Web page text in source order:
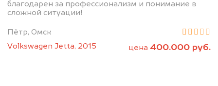
благодарен за профессионализм и понимание в
сложной ситуации!
Пётр, Омск
Volkswagen Jetta, 2015
цена 400.000 руб.